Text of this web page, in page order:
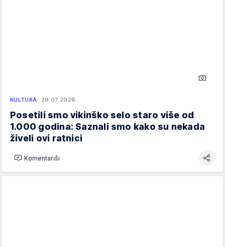
KULTURA 29.07.2026.
Posetili smo vikinško selo staro više od
1.000 godina: Saznali smo kako su nekada
živeli ovi ratnici
Komentariši